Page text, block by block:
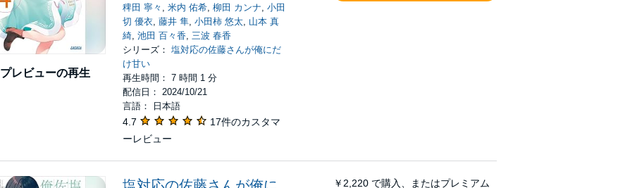
プレビューの再生
稗田 寧々 ,米内 佑希,柳田 カンナ,小田
切 優衣,藤井 隼,小田柿 悠太, 山本 真
綺,池田 百々香,三波 春香
シリーズ：塩対応の佐藤さんが俺にだ
け甘い
再生時間： 7 時間 1 分
配信日： 2024/10/21
言語： 日本語
4.7
17件のカスタマ
ーレビュー
￥2,220 で購入、またはプレミアム